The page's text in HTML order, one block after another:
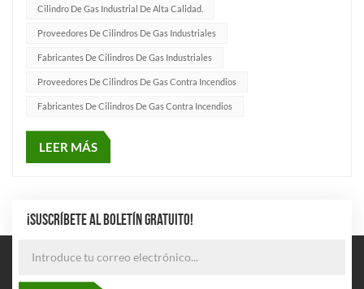
Cilindro De Gas Industrial De Alta Calidad.
Proveedores De Cilindros De Gas Industriales
Fabricantes De Cilindros De Gas Industriales
Proveedores De Cilindros De Gas Contra Incendios
Fabricantes De Cilindros De Gas Contra Incendios
LEER MÁS
¡SUSCRÍBETE AL BOLETÍN GRATUITO!